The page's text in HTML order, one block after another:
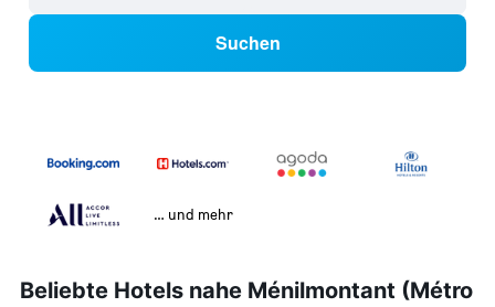
Suchen
… und mehr
Beliebte Hotels nahe Ménilmontant (Métro